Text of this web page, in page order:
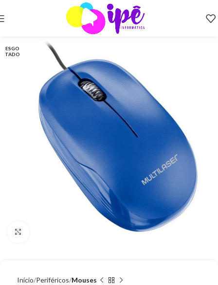
ESGO
TADO
Início Periféricos Mouses